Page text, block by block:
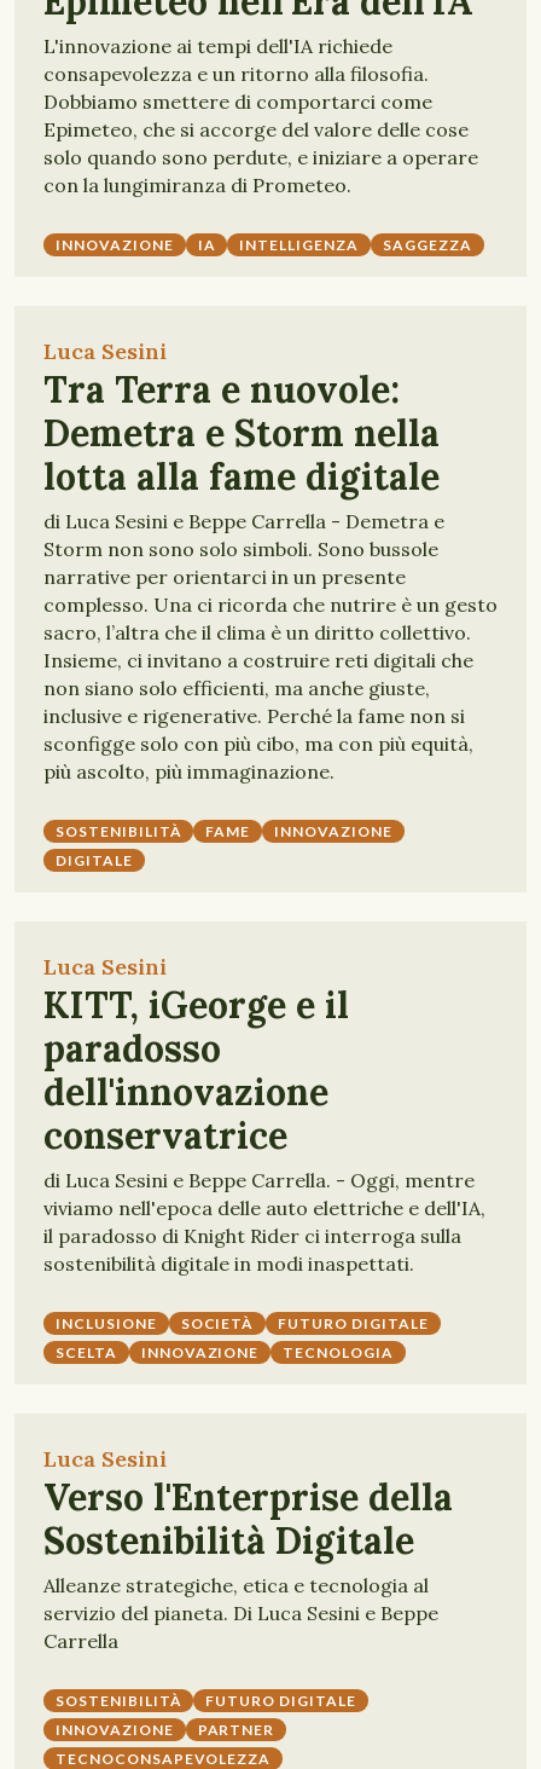
L'innovazione ai tempi dell'IA richiede
consapevolezza e un ritorno alla filosofia.
Dobbiamo smettere di comportarci come
Epimeteo, che si accorge del valore delle cose
solo quando sono perdute, e iniziare a operare
con la lungimiranza di Prometeo.
INNOVAZIONE IA INTELLIGENZA SAGGEZZA
Luca Sesini
Tra Terra e nuovole:
Demetra e Storm nella
lotta alla fame digitale
di Luca Sesini e Beppe Carrella - Demetra e
Storm non sono solo simboli. Sono bussole
narrative per orientarci in un presente
complesso. Una ci ricorda che nutrire è un gesto
sacro, l’altra che il clima è un diritto collettivo.
Insieme, ci invitano a costruire reti digitali che
non siano solo efficienti, ma anche giuste,
inclusive e rigenerative. Perché la fame non si
sconfigge solo con più cibo, ma con più equità,
più ascolto, più immaginazione.
SOSTENIBILITÀ FAME
INNOVAZIONE
DIGITALE
Luca Sesini
KITT, iGeorge e il
paradosso
dell'innovazione
conservatrice
di Luca Sesini e Beppe Carrella. - Oggi, mentre
viviamo nell'epoca delle auto elettriche e dell'IA,
il paradosso di Knight Rider ci interroga sulla
sostenibilità digitale in modi inaspettati.
INCLUSIONE SOCIETÀ
FUTURO DIGITALE
SCELTA
INNOVAZIONE TECNOLOGIA
Luca Sesini
Verso l'Enterprise della
Sostenibilità Digitale
Alleanze strategiche, etica e tecnologia al
servizio del pianeta. Di Luca Sesini e Beppe
Carrella
SOSTENIBILITÀ
FUTURO DIGITALE
INNOVAZIONE
PARTNER
TECNOCONSAPEVOLEZZA